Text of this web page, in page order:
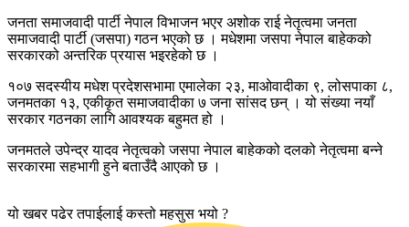
जनता समाजवादी पार्टी नेपाल विभाजन भएर अशोक राई नेतृत्वमा जनता
समाजवादी पार्टी (जसपा) गठन भएको छ । मधेशमा जसपा नेपाल बाहेकको
सरकारको अन्तरिक प्रयास भइरहेको छ ।
१०७ सदस्यीय मधेश प्रदेशसभामा एमालेका २३, माओवादीका ९, लोसपाका ८,
जनमतका १३, एकीकृत समाजवादीका ७ जना सांसद छन् । यो संख्या नयाँ
सरकार गठनका लागि आवश्यक बहुमत हो ।
जनमतले उपेन्द्र यादव नेतृत्वको जसपा नेपाल बाहेकको दलको नेतृत्वमा बन्ने
सरकारमा सहभागी हुने बताउँदै आएको छ ।
यो खबर पढेर तपाईलाई कस्तो महसुस भयो ?